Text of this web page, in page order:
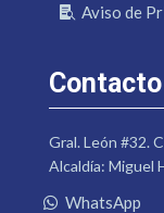
Aviso de
Contacto
Gral. León #32.
Alcaldía: Miguel
WhatsApp